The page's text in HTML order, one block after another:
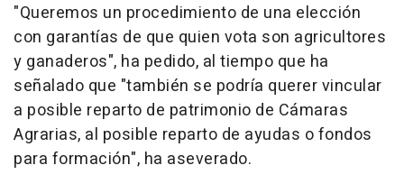
"Queremos un procedimiento de una elección
con garantías de que quien vota son agricultores
y ganaderos", ha pedido, al tiempo que ha
señalado que "también se podría querer vincular
a posible reparto de patrimonio de Cámaras
Agrarias, al posible reparto de ayudas o fondos
para formación", ha aseverado.